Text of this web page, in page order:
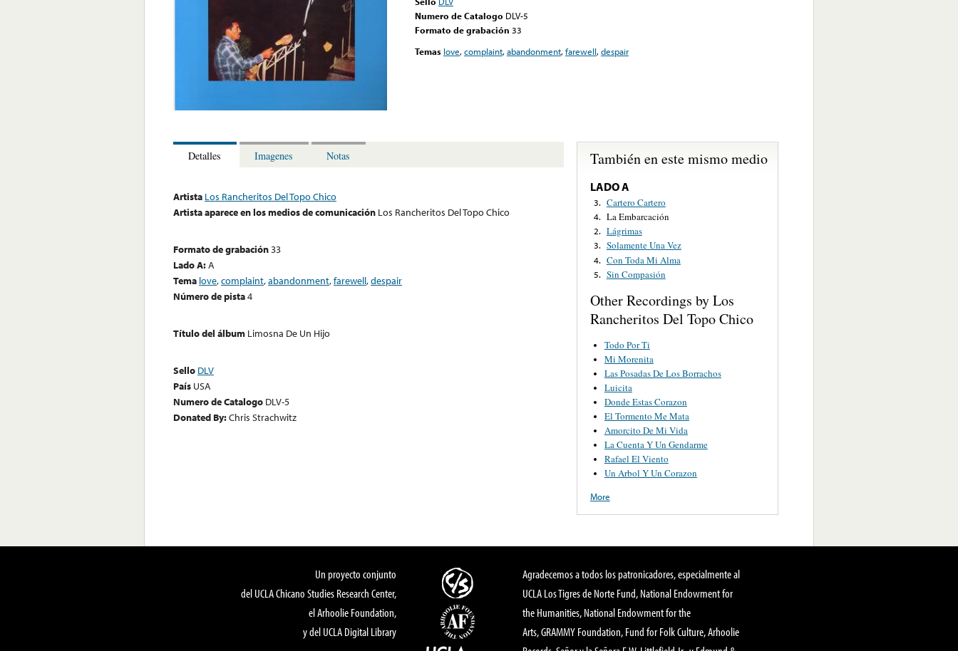
Numero de Catalogo DLV-5
Formato de grabación 33
Temas love,complaint,abandonment,farewell,despair
Detalles Imagenes Notas
Artista Los Rancheritos Del Topo Chico
Artista aparece en los medios de comunicación Los Rancheritos Del Topo Chico
Formato de grabación33
Lado A:A
Tema love,complaint,abandonment,farewell,despair
Número de pista4
Título del álbum Limosna De Un Hijo
Sello DLV
País USA
Numero de Catalogo DLV-5
Donated By:Chris Strachwitz
También en este mismo medio
LADO A
3. Cartero Cartero
4. La Embarcación
2. Lágrimas
3. Solamente Una Vez
4. Con Toda Mi Alma
5. Sin Compasión
Other Recordings by Los
Rancheritos Del Topo Chico
Todo Por Ti
Mi Morenita
Las Posadas De Los Borrachos
Luicita
Donde Estas Corazon
El Tormento Me Mata
Amorcito De Mi Vida
La Cuenta Y Un Gendarme
Rafael El Viento
Un Arbol Y Un Corazon
More
Un proyecto conjunto
del UCLA Chicano Studies Research Center,
el Arhoolie Foundation,
y del UCLA Digital Library
Agradecemos a todos los patronicadores, especialmente al
UCLA Los Tigres de Norte Fund, National Endowment for
the Humanities, National Endowment for the
Arts, GRAMMY Foundation, Fund for Folk Culture, Arhoolie